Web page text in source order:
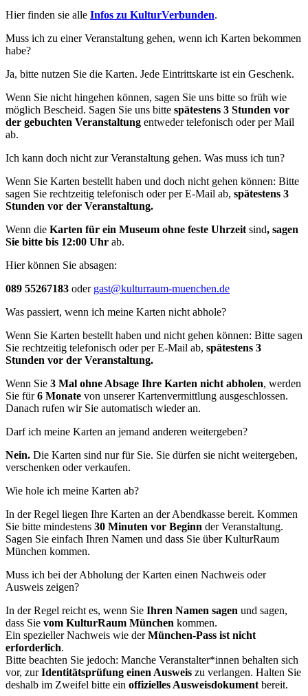
Hier finden sie alle Infos zu KulturVerbunden.
Muss ich zu einer Veranstaltung gehen, wenn ich Karten bekommen
habe?
Ja, bitte nutzen Sie die Karten. Jede Eintrittskarte ist ein Geschenk.
Wenn Sie nicht hingehen können, sagen Sie uns bitte so früh wie
möglich Bescheid. Sagen Sie uns bitte spätestens 3 Stunden vor
der gebuchten Veranstaltung entweder telefonisch oder per Mail
ab.
Ich kann doch nicht zur Veranstaltung gehen. Was muss ich tun?
Wenn Sie Karten bestellt haben und doch nicht gehen können: Bitte
sagen Sie rechtzeitig telefonisch oder per E-Mail ab, spätestens 3
Stunden vor der Veranstaltung.
Wenn die Karten für ein Museum ohne feste Uhrzeit sind, sagen
Sie bitte bis 12:00 Uhr ab.
Hier können Sie absagen:
089 55267183 oder gast@kulturraum-muenchen.de
Was passiert, wenn ich meine Karten nicht abhole?
Wenn Sie Karten bestellt haben und nicht gehen können: Bitte sagen
Sie rechtzeitig telefonisch oder per E-Mail ab, spätestens 3
Stunden vor der Veranstaltung.
Wenn Sie 3 Mal ohne Absage Ihre Karten nicht abholen, werden
Sie für6 Monate von unserer Kartenvermittlung ausgeschlossen.
Danach rufen wir Sie automatisch wieder an.
Darf ich meine Karten an jemand anderen weitergeben?
Nein. Die Karten sind nur für Sie. Sie dürfen sie nicht weitergeben,
verschenken oder verkaufen.
Wie hole ich meine Karten ab?
In der Regel liegen Ihre Karten an der Abendkasse bereit. Kommen
Sie bitte mindestens 30 Minuten vor Beginn der Veranstaltung.
Sagen Sie einfach Ihren Namen und dass Sie über KulturRaum
München kommen.
Muss ich bei der Abholung der Karten einen Nachweis oder
Ausweis zeigen?
In der Regel reicht es, wenn Sie Ihren Namen sagen und sagen,
dass Sie vom KulturRaum München kommen.
Ein spezieller Nachweis wie derMünchen-Pass ist nicht
erforderlich.
Bitte beachten Sie jedoch: Manche Veranstalter*innen behalten sich
vor, zurIdentitätsprüfung einen Ausweis zu verlangen. Halten Sie
deshalb im Zweifel bitte ein offizielles Ausweisdokument bereit.